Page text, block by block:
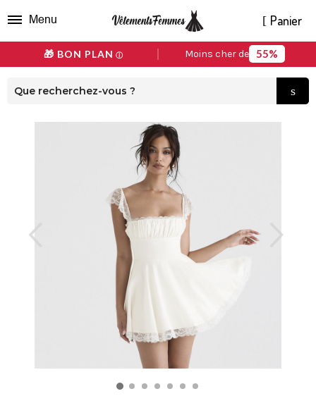
🎁 BON PLAN ⓘ Moins cher de 55%
Menu Panier